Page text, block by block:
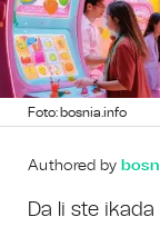
Foto: bosnia.info
Authored by
Da li ste